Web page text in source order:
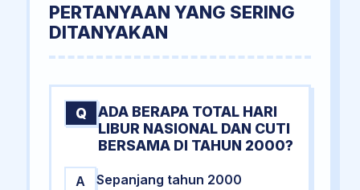
PERTANYAAN YANG SERING
DITANYAKAN
Q
ADA BERAPA TOTAL HARI
LIBUR NASIONAL DAN CUTI
BERSAMA DI TAHUN 2000?
A
Sepanjang tahun 2000